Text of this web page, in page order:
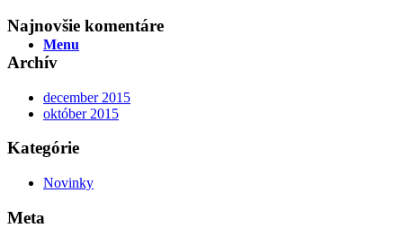
Menu
Najnovšie komentáre
Archív
december 2015
október 2015
Kategórie
Novinky
Meta